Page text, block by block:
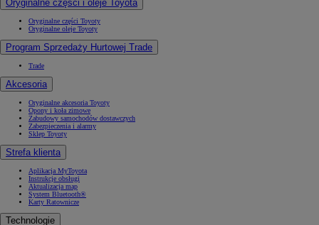
Oryginalne części i oleje Toyota
Oryginalne części Toyoty
Oryginalne oleje Toyoty
Program Sprzedaży Hurtowej Trade
Trade
Akcesoria
Oryginalne akcesoria Toyoty
Opony i koła zimowe
Zabudowy samochodów dostawczych
Zabezpieczenia i alarmy
Sklep Toyoty
Strefa klienta
Aplikacja MyToyota
Instrukcje obsługi
Aktualizacja map
System Bluetooth®
Karty Ratownicze
Technologie